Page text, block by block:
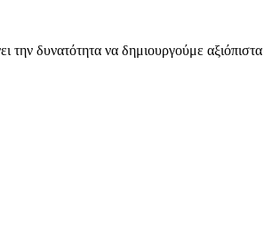
δυνατότητα να δημιουργούμε